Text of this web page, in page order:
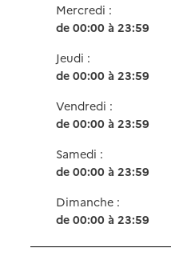
Mercredi :
de 00:00 à 23:59
Jeudi :
de 00:00 à 23:59
Vendredi :
de 00:00 à 23:59
Samedi :
de 00:00 à 23:59
Dimanche :
de 00:00 à 23:59